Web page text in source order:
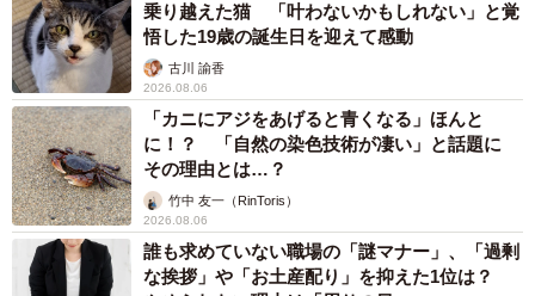
乗り越えた猫 「叶わないかもしれない」と覚
悟した19歳の誕生日を迎えて感動
古川 諭香
2026.08.06
「カニにアジをあげると青くなる」ほんと
に！？ 「自然の染色技術が凄い」と話題に
その理由とは…？
竹中 友一（RinToris）
2026.08.06
誰も求めていない職場の「謎マナー」、「過剰
な挨拶」や「お土産配り」を抑えた1位は？